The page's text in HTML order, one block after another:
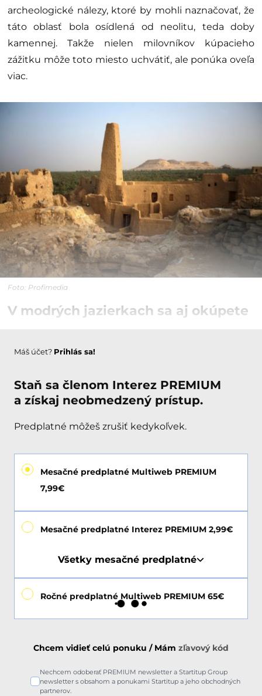
archeologické nálezy, ktoré by mohli naznačovať, že
táto oblasť bola osídlená od neolitu, teda doby
kamennej. Takže nielen milovníkov kúpacieho
zážitku môže toto miesto uchvátiť, ale ponúka oveľa
viac.
Foto: Profimedia
V modrých jazierkach sa aj okúpete
Máš účet? Prihlás sa!
Staň sa členom Interez PREMIUM
a získaj neobmedzený prístup.
Predplatné môžeš zrušiť kedykoľvek.
Mesačné predplatné Multiweb PREMIUM
7,99€
Mesačné predplatné Interez PREMIUM 2,99€
Všetky mesačné predplatné
Ročné predplatné Multiweb PREMIUM 65€
Chcem vidieť celú ponuku / Mám zľavový kód
Nechcem odoberať PREMIUM newsletter a Startitup Group
newsletter s obsahom a ponukami Startitup a jeho obchodných
partnerov.